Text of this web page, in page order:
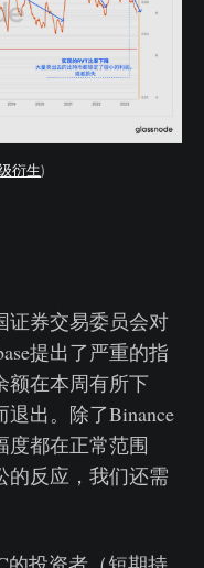
衍生)
证券交易委员会对
提出了严重的指
额在本周有所下
出。除了Binance
度都在正常范围
的反应，我们还需